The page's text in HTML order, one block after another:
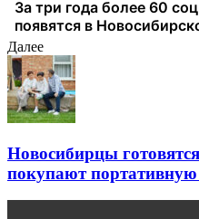
Далее
Новосибирцы
покупают портативную